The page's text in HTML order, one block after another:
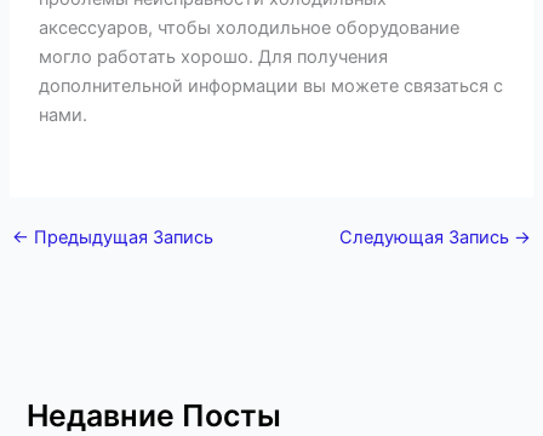
аксессуаров, чтобы холодильное оборудование
могло работать хорошо. Для получения
дополнительной информации вы можете связаться с
нами.
← Предыдущая Запись Следующая Запись →
Недавние Посты